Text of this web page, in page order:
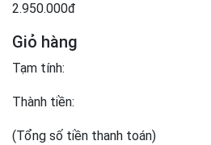
2.950.000đ
Giỏ hàng
Tạm tính:
Thành tiền:
(Tổng số tiền thanh toán)